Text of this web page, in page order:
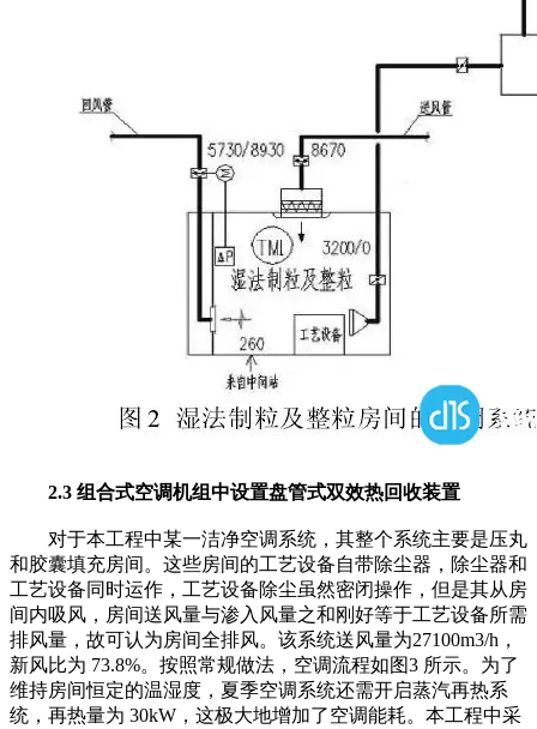
2.3 组合式空调机组中设置盘管式双效热回收装置
对于本工程中某一洁净空调系统，其整个系统主要是压丸
和胶囊填充房间。这些房间的工艺设备自带除尘器，除尘器和
工艺设备同时运作，工艺设备除尘虽然密闭操作，但是其从房
间内吸风，房间送风量与渗入风量之和刚好等于工艺设备所需
排风量，故可认为房间全排风。该系统送风量为27100m3/h，
新风比为 73.8%。按照常规做法，空调流程如图3 所示。为了
维持房间恒定的温湿度，夏季空调系统还需开启蒸汽再热系
统，再热量为 30kW，这极大地增加了空调能耗。本工程中采